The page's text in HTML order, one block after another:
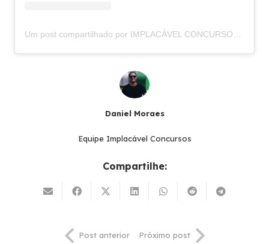
Um post compartilhado por IMPLACÁVEL CONCURSOS (@implacavelconcursos)
Daniel Moraes
Equipe Implacável Concursos
Compartilhe:
Post anterior Próximo post